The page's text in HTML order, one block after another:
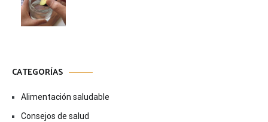
CATEGORÍAS
Alimentación saludable
Consejos de salud